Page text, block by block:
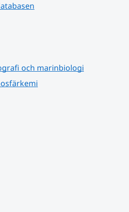
och marinbiologi